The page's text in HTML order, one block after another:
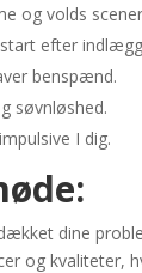
og volds
efter
benspænd.
søvnløshed.
I dig.
dine
og kvaliteter,